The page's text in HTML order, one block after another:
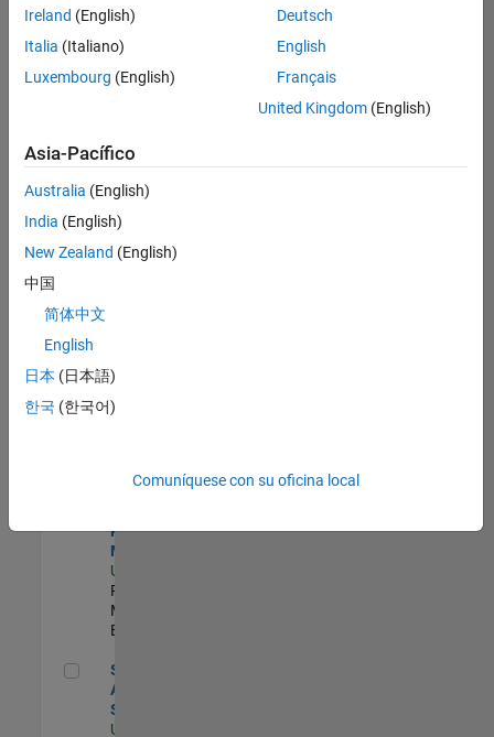
empleos.
Busque
por
ubicación
todos
empleos
en su
zona.
Product Strategy Lead - Cloud & Ecosystem for Simulink
Ecosystem for
US-MA-Natick
Experimentado
Program
Manager
US-MA-Natick
Program
Management |
Experimentado
Senior Data Analyst - Security Focus
Senior Data
Analyst -
Security Focus
US-MA-Natick
Ireland (English)
Italia (Italiano)
Luxembourg (English)
Deutsch
English
Français
United Kingdom(English)
Asia-Pacífico
Australia (English)
India (English)
New Zealand (English)
中国
简体中文
English
日本 (日本語)
한국 (한국어)
Comuníquese con su oficina local